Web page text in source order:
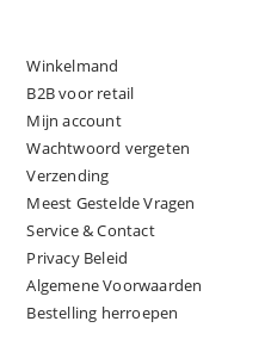
Winkelmand
B2B voor retail
Mijn account
Wachtwoord vergeten
Verzending
Meest Gestelde Vragen
Service & Contact
Privacy Beleid
Algemene Voorwaarden
Bestelling herroepen